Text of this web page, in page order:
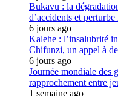
Bukavu : la
d’accidents et
6 jours ago
Kalehe : l’insalubrité
Chifunzi, un appel à
6 jours ago
Journée mondiale des
rapprochement entre
1 semaine ago